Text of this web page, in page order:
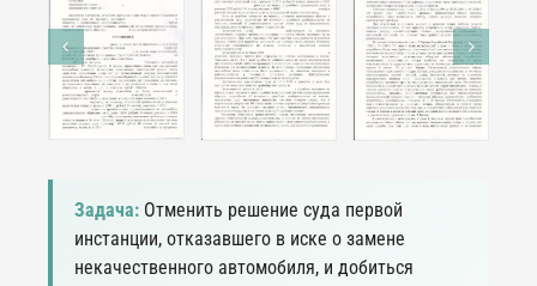
Задача:Отменить решение суда первой
инстанции, отказавшего в иске о замене
некачественного автомобиля, и добиться